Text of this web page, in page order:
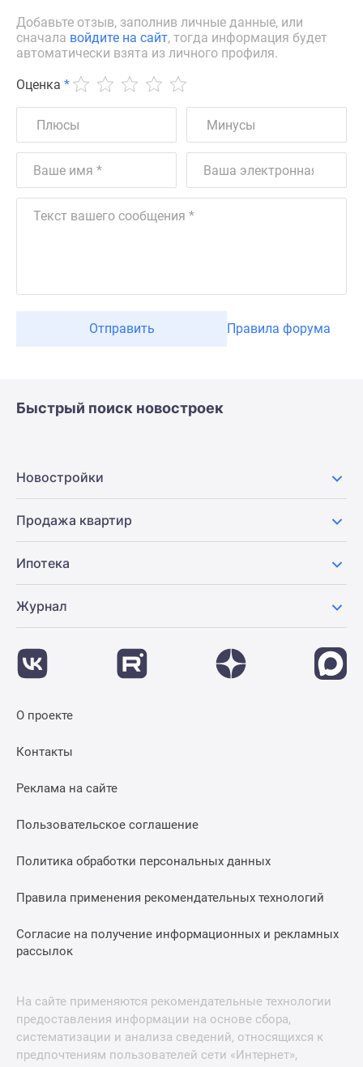
Добавьте отзыв, заполнив личные данные, или
сначала войдите на сайт, тогда информация будет
автоматически взята из личного профиля.
Оценка *
Отправить Правила форума
Быстрый поиск новостроек
Новостройки
Продажа квартир
Ипотека
Журнал
О проекте
Контакты
Реклама на сайте
Пользовательское соглашение
Политика обработки персональных данных
Правила применения рекомендательных технологий
Согласие на получение информационных и рекламных
рассылок
На сайте применяются рекомендательные технологии
предоставления информации на основе сбора,
систематизации и анализа сведений, относящихся к
предпочтениям пользователей сети «Интернет»,